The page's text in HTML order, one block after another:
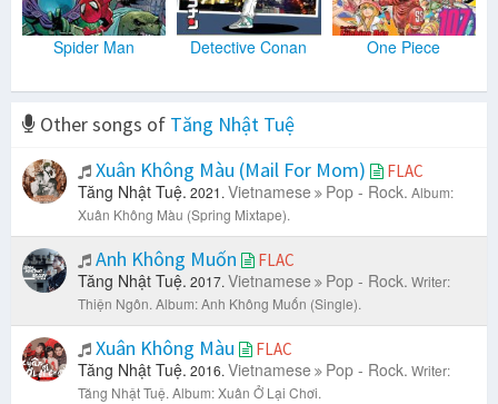
Spider Man Detective Conan One Piece
Other songs of Tăng Nhật Tuệ
Xuân Không Màu (Mail For Mom)
FLAC
Tăng Nhật Tuệ. 2021. Vietnamese Pop - Rock. Album:
Xuân Không Màu (Spring Mixtape).
Anh Không Muốn FLAC
Tăng Nhật Tuệ. 2017. Vietnamese Pop - Rock. Writer:
Thiện Ngôn. Album: Anh Không Muốn (Single).
Xuân Không Màu FLAC
Tăng Nhật Tuệ. 2016. Vietnamese Pop - Rock. Writer:
Tăng Nhật Tuệ. Album: Xuân Ở Lại Chơi.